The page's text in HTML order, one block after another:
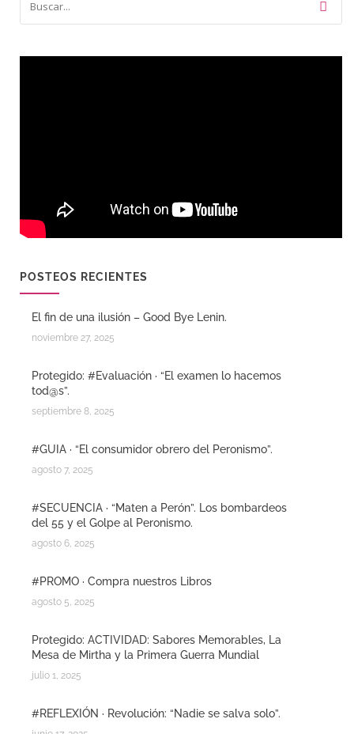
POSTEOS RECIENTES
El fin de una ilusión – Good Bye Lenin.
noviembre 27, 2025
Protegido: #Evaluación · “El examen lo hacemos
tod@s”.
septiembre 8, 2025
#GUIA · “El consumidor obrero del Peronismo”.
agosto 7, 2025
#SECUENCIA · “Maten a Perón”. Los bombardeos
del 55 y el Golpe al Peronismo.
agosto 6, 2025
#PROMO · Compra nuestros Libros
agosto 5, 2025
Protegido: ACTIVIDAD: Sabores Memorables, La
Mesa de Mirtha y la Primera Guerra Mundial
julio 1, 2025
#REFLEXIÓN · Revolución: “Nadie se salva solo”.